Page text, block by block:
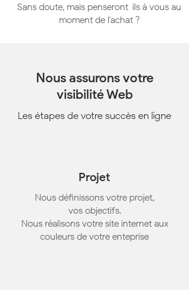
Sans doute, mais penseront-ils à vous au
moment de l'achat ?
Nous assurons votre
visibilité Web
Les étapes de votre succès en ligne
Projet
Nous définissons votre projet,
vos objectifs.
Nous réalisons votre site internet aux
couleurs de votre enteprise